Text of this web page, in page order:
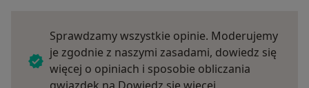
Sprawdzamy wszystkie opinie. Moderujemy
je zgodnie z naszymi zasadami, dowiedz się
więcej o opiniach i sposobie obliczania